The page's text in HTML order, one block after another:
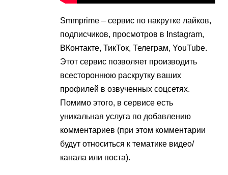
Smmprime – сервис по накрутке лайков,
подписчиков, просмотров в Instagram,
ВКонтакте, ТикТок, Телеграм, YouTube.
Этот сервис позволяет производить
всестороннюю раскрутку ваших
профилей в озвученных соцсетях.
Помимо этого, в сервисе есть
уникальная услуга по добавлению
комментариев (при этом комментарии
будут относиться к тематике видео/
канала или поста).